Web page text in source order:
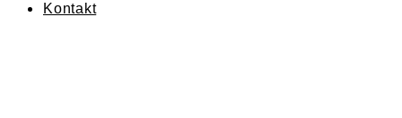
Kontakt